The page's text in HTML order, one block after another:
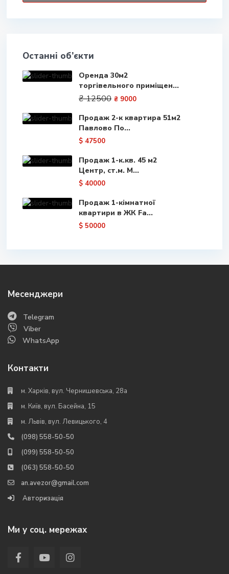
Останні об’єкти
Оренда 30м2
торгівельного приміщен...
₴ 12500 ₴ 9000
Продаж 2-к квартира 51м2
Павлово По...
$ 47500
Продаж 1-к.кв. 45 м2
Центр, ст.м. М...
$ 40000
Продаж 1-кімнатної
квартири в ЖК Fa...
$ 50000
Месенджери
Telegram
Viber
WhatsApp
Контакти
м. Харків, вул. Чернишевська, 28а
м. Київ, вул. Басейна, 15
м. Львів, вул. Левицького, 4
(098) 558-50-50
(099) 558-50-50
(063) 558-50-50
an.avezor@gmail.com
Авторизація
Ми у соц. мережах